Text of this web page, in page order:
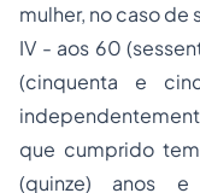
mulher, no caso
IV - aos 60
(cinquenta e
que cumprido
(quinze) anos